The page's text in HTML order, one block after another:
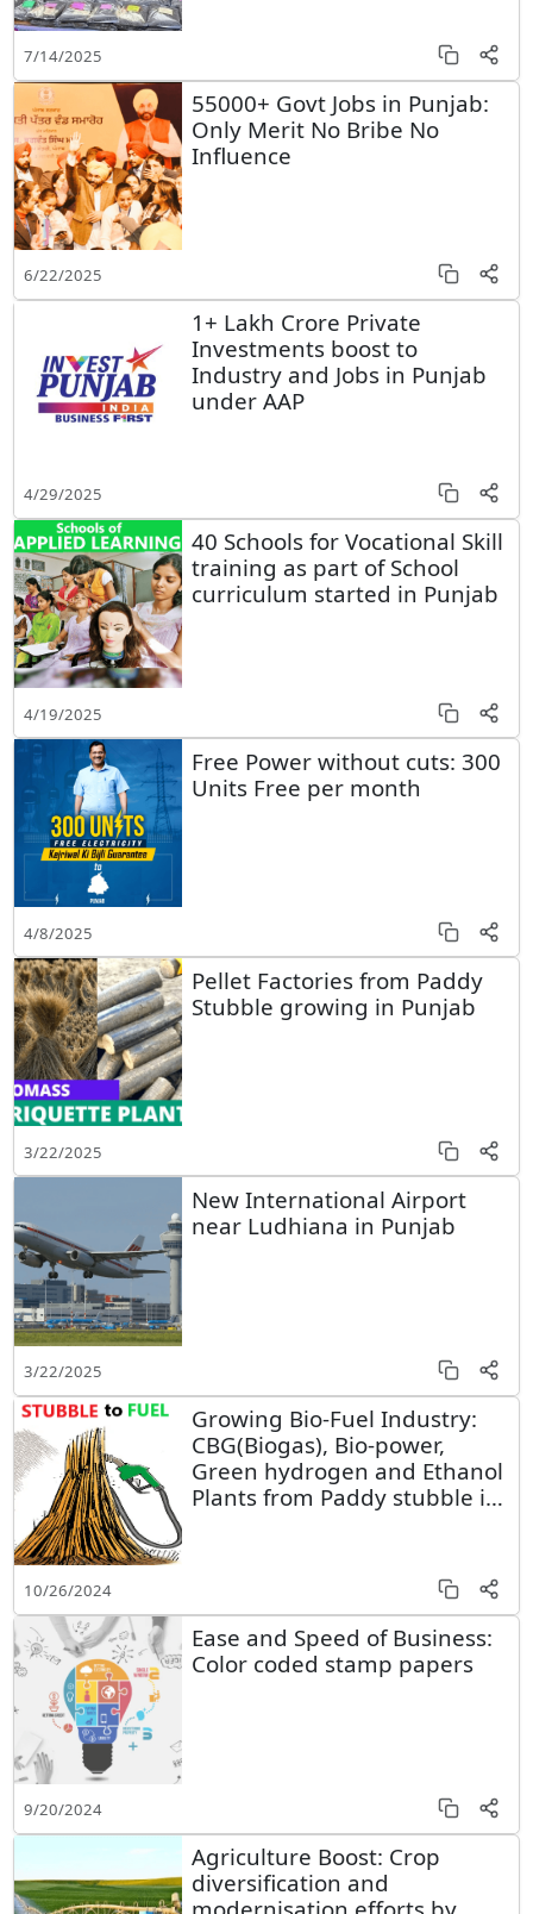
7/14/2025
55000+ Govt Jobs in Punjab:
Only Merit No Bribe No
Influence
6/22/2025
1+ Lakh Crore Private
Investments boost to
Industry and Jobs in Punjab
under AAP
4/29/2025
40 Schools for Vocational Skill
training as part of School
curriculum started in Punjab
4/19/2025
Free Power without cuts: 300
Units Free per month
4/8/2025
Pellet Factories from Paddy
Stubble growing in Punjab
3/22/2025
New International Airport
near Ludhiana in Punjab
3/22/2025
Growing Bio-Fuel Industry:
CBG(Biogas), Bio-power,
Green hydrogen and Ethanol
Plants from Paddy stubble in
10/26/2024
Ease and Speed of Business:
Color coded stamp papers
9/20/2024
Agriculture Boost: Crop
diversification and